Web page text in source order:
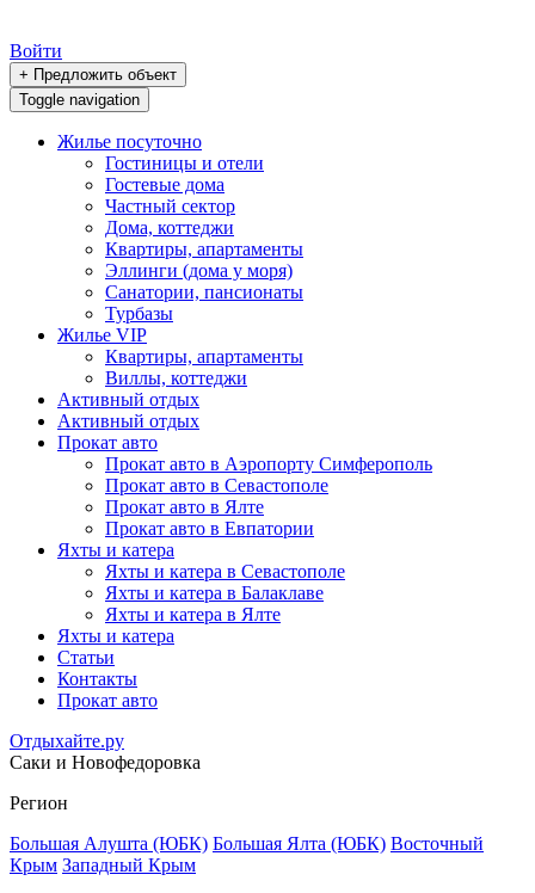
Войти
+ Предложить объект
Toggle navigation
Жилье посуточно
Гостиницы и отели
Гостевые дома
Частный сектор
Дома, коттеджи
Квартиры, апартаменты
Эллинги (дома у моря)
Санатории, пансионаты
Турбазы
Жилье VIP
Квартиры, апартаменты
Виллы, коттеджи
Активный отдых
Активный отдых
Прокат авто
Прокат авто в Аэропорту Симферополь
Прокат авто в Севастополе
Прокат авто в Ялте
Прокат авто в Евпатории
Яхты и катера
Яхты и катера в Севастополе
Яхты и катера в Балаклаве
Яхты и катера в Ялте
Яхты и катера
Статьи
Контакты
Прокат авто
Отдыхайте.ру
Саки и Новофедоровка
Регион
Большая Алушта (ЮБК) Большая Ялта (ЮБК) Восточный
Крым Западный Крым